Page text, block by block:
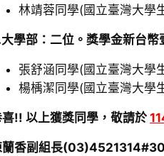
林靖蓉同學(國立臺灣大學
學部：二位。獎學金新台幣
張舒涵同學(國立臺灣大學
楊楀潔同學(國立臺灣大學
!! 以上獲獎同學，敬請於
蘭香副組長